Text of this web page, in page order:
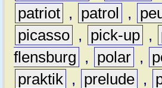
patriot , patrol ,
picasso , pick-up ,
flensburg
, polar ,
praktik , prelude ,